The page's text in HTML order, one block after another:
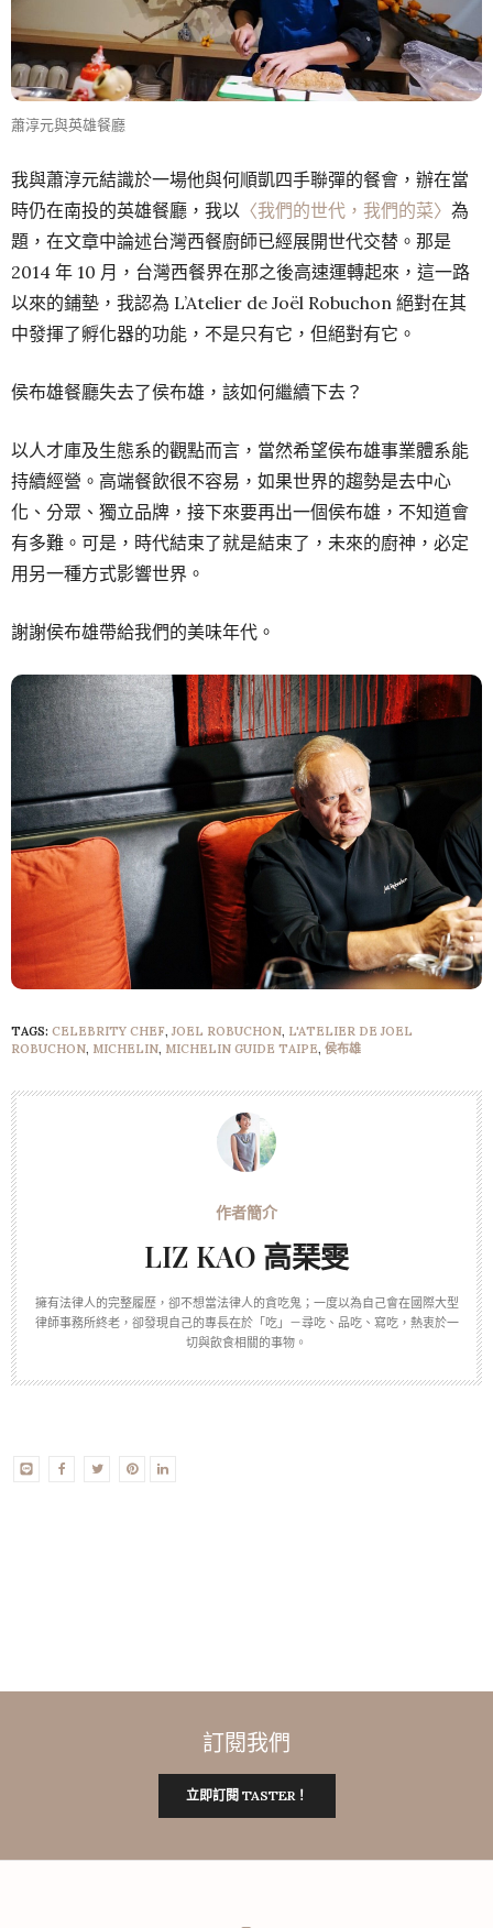
蕭淳元與英雄餐廳
我與蕭淳元結識於一場他與何順凱四手聯彈的餐會，辦在當
時仍在南投的英雄餐廳，我以 〈我們的世代，我們的菜〉 為
題，在文章中論述台灣西餐廚師已經展開世代交替。那是
2014 年 10 月，台灣西餐界在那之後高速運轉起來，這一路
以來的鋪墊，我認為 L’Atelier de Joël Robuchon 絕對在其
中發揮了孵化器的功能，不是只有它，但絕對有它。
侯布雄餐廳失去了侯布雄，該如何繼續下去？
以人才庫及生態系的觀點而言，當然希望侯布雄事業體系能
持續經營。高端餐飲很不容易，如果世界的趨勢是去中心
化、分眾、獨立品牌，接下來要再出一個侯布雄，不知道會
有多難。可是，時代結束了就是結束了，未來的廚神，必定
用另一種方式影響世界。
謝謝侯布雄帶給我們的美味年代。
TAGS: CELEBRITY CHEF, JOEL ROBUCHON, L'ATELIER DE JOEL
ROBUCHON, MICHELIN, MICHELIN GUIDE TAIPE, 侯布雄
LIZ KAO 高琹雯
擁有法律人的完整履歷，卻不想當法律人的貪吃鬼；一度以為自己會在國際大型
律師事務所終老，卻發現自己的專長在於「吃」－尋吃、品吃、寫吃，熱衷於一
切與飲食相關的事物。
訂閱我們
立即訂閱 TASTER！